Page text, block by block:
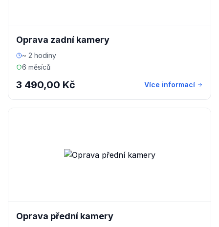
Oprava zadní kamery
~ 2 hodiny
6 měsíců
3 490,00 Kč Více informací
Oprava přední kamery